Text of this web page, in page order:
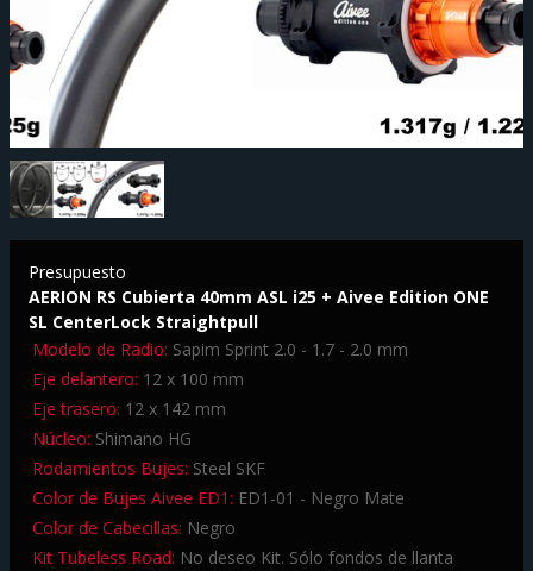
Presupuesto
AERION RS Cubierta 40mm ASL i25 + Aivee Edition ONE
SL CenterLock Straightpull
Modelo de Radio: Sapim Sprint 2.0 - 1.7 - 2.0 mm
Eje delantero: 12 x 100 mm
Eje trasero: 12 x 142 mm
Núcleo: Shimano HG
Rodamientos Bujes: Steel SKF
Color de Bujes Aivee ED1: ED1-01 - Negro Mate
Color de Cabecillas: Negro
Kit Tubeless Road: No deseo Kit. Sólo fondos de llanta